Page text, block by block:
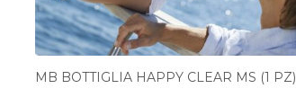
MB BOTTIGLIA HAPPY CLEAR MS (1 PZ)